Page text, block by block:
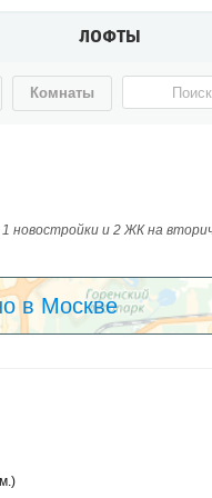
ЛОФТЫ
Комнаты
новостройки и 2 ЖК на
в Москве